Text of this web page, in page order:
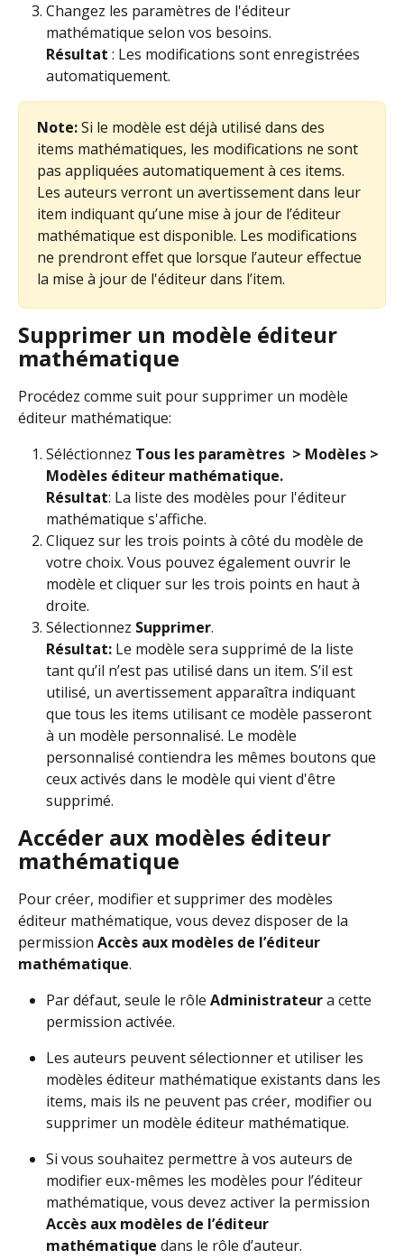
Changez les paramètres de l'éditeur
mathématique selon vos besoins.
Résultat : Les modifications sont enregistrées
automatiquement.
Note: Si le modèle est déjà utilisé dans des
items mathématiques, les modifications ne sont
pas appliquées automatiquement à ces items.
Les auteurs verront un avertissement dans leur
item indiquant qu’une mise à jour de l’éditeur
mathématique est disponible. Les modifications
ne prendront effet que lorsque l’auteur effectue
la mise à jour de l'éditeur dans l’item.
Supprimer un modèle éditeur
mathématique
Procédez comme suit pour supprimer un modèle
éditeur mathématique:
Séléctionnez Tous les paramètres > Modèles >
Modèles éditeur mathématique.
Résultat: La liste des modèles pour l'éditeur
mathématique s'affiche.
Cliquez sur les trois points à côté du modèle de
votre choix. Vous pouvez également ouvrir le
modèle et cliquer sur les trois points en haut à
droite.
Sélectionnez Supprimer.
Résultat: Le modèle sera supprimé de la liste
tant qu’il n’est pas utilisé dans un item. S’il est
utilisé, un avertissement apparaîtra indiquant
que tous les items utilisant ce modèle passeront
à un modèle personnalisé. Le modèle
personnalisé contiendra les mêmes boutons que
ceux activés dans le modèle qui vient d'être
supprimé.
Accéder aux modèles éditeur
mathématique
Pour créer, modifier et supprimer des modèles
éditeur mathématique, vous devez disposer de la
permission Accès aux modèles de l’éditeur
mathématique.
Par défaut, seule le rôle Administrateur a cette
permission activée.
Les auteurs peuvent sélectionner et utiliser les
modèles éditeur mathématique existants dans les
items, mais ils ne peuvent pas créer, modifier ou
supprimer un modèle éditeur mathématique.
Si vous souhaitez permettre à vos auteurs de
modifier eux-mêmes les modèles pour l’éditeur
mathématique, vous devez activer la permission
Accès aux modèles de l’éditeur
mathématique dans le rôle d’auteur.